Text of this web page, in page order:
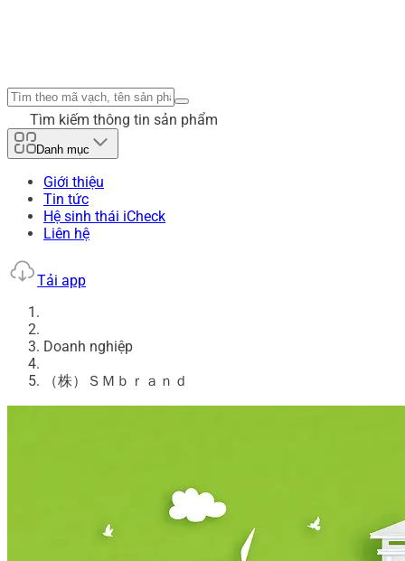
Tìm kiếm thông tin sản phẩm
Danh mục
Giới thiệu
Tin tức
Hệ sinh thái iCheck
Liên hệ
Tải app
Doanh nghiệp
（株）ＳＭｂｒａｎｄ